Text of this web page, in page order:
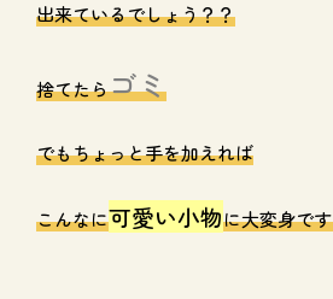
出来ているでしょう？？
捨てたらゴミ
でもちょっと手を加えれば
こんなに可愛い小物に大変身です